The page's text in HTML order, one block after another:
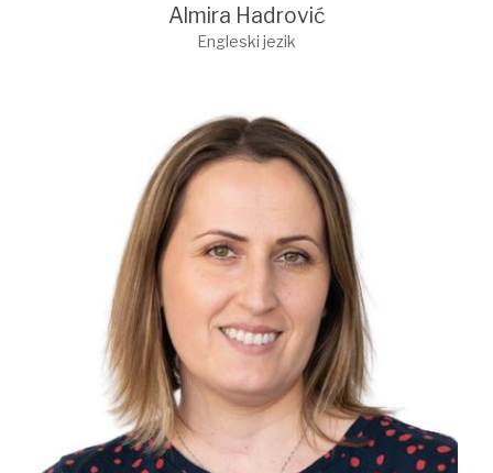
Almira Hadrović
Engleski jezik